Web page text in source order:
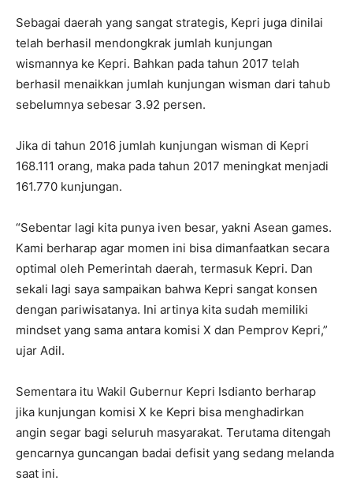
Sebagai daerah yang sangat strategis, Kepri juga dinilai
telah berhasil mendongkrak jumlah kunjungan
wismannya ke Kepri. Bahkan pada tahun 2017 telah
berhasil menaikkan jumlah kunjungan wisman dari tahub
sebelumnya sebesar 3.92 persen.
Jika di tahun 2016 jumlah kunjungan wisman di Kepri
168.111 orang, maka pada tahun 2017 meningkat menjadi
161.770 kunjungan.
“Sebentar lagi kita punya iven besar, yakni Asean games.
Kami berharap agar momen ini bisa dimanfaatkan secara
optimal oleh Pemerintah daerah, termasuk Kepri. Dan
sekali lagi saya sampaikan bahwa Kepri sangat konsen
dengan pariwisatanya. Ini artinya kita sudah memiliki
mindset yang sama antara komisi X dan Pemprov Kepri,”
ujar Adil.
Sementara itu Wakil Gubernur Kepri Isdianto berharap
jika kunjungan komisi X ke Kepri bisa menghadirkan
angin segar bagi seluruh masyarakat. Terutama ditengah
gencarnya guncangan badai defisit yang sedang melanda
saat ini.